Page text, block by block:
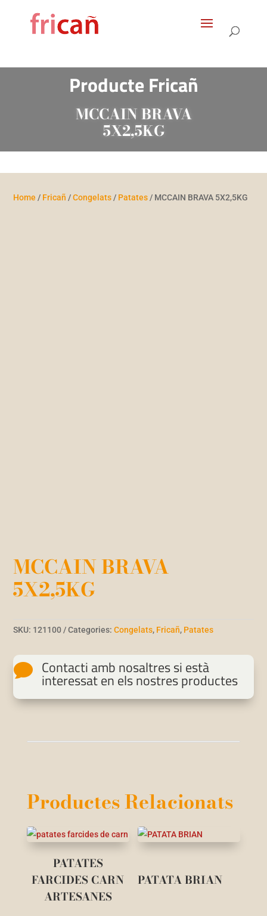
Producte Fricañ
MCCAIN BRAVA
5X2,5KG
Home / Fricañ /Congelats/ Patates/ MCCAIN BRAVA 5X2,5KG
MCCAIN BRAVA
5X2,5KG
SKU: 121100 Categories:Congelats, Fricañ, Patates
 Contacti amb nosaltres si està
interessat en els nostres productes
Productes Relacionats
PATATES
FARCIDES CARN
ARTESANES
PATATA BRIAN